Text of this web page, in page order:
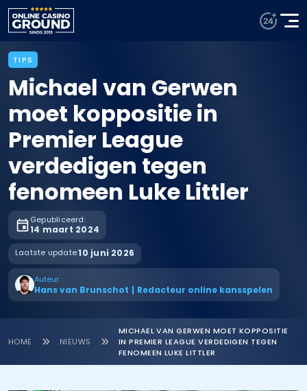
TIPS
Michael van Gerwen
moet koppositie in
Premier League
verdedigen tegen
fenomeen Luke Littler
Gepubliceerd:
14 maart 2024
Laatste update:10 juni 2026
Auteur:
Hans van Brunschot | Redacteur online kansspelen
HOME NIEUWS
MICHAEL VAN GERWEN MOET KOPPOSITIE
IN PREMIER LEAGUE VERDEDIGEN TEGEN
FENOMEEN LUKE LITTLER